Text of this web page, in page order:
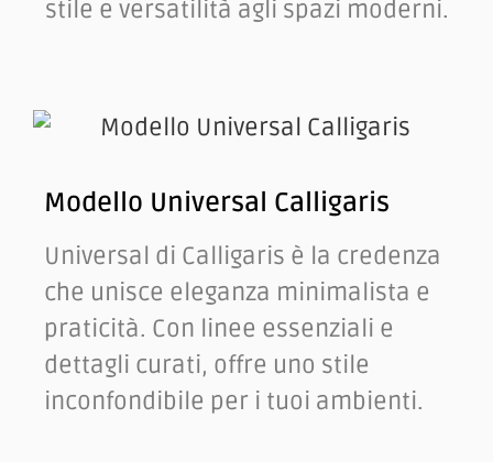
stile e versatilità agli spazi moderni.
Modello Universal Calligaris
Universal di Calligaris è la credenza
che unisce eleganza minimalista e
praticità. Con linee essenziali e
dettagli curati, offre uno stile
inconfondibile per i tuoi ambienti.